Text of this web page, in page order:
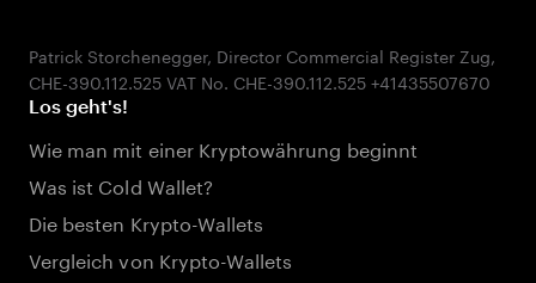
Patrick Storchenegger, Director Commercial Register Zug,
Los geht's!
Wie man mit einer Kryptowährung beginnt
Was ist Cold Wallet?
Die besten Krypto-Wallets
Vergleich von Krypto-Wallets